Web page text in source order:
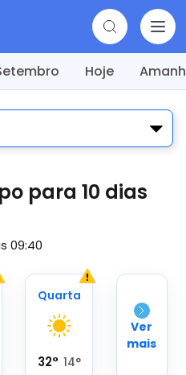
Hoje
para 10 dias
09:40
Quarta
32° 14°
Ver
mais